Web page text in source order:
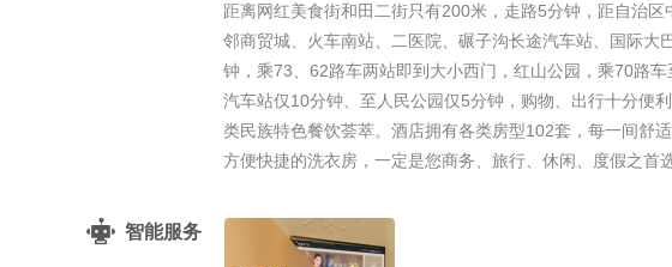
距离网红美食街和田二街只有200米，走路5分钟，距自治
邻商贸城、火车南站、二医院、碾子沟长途汽车站、国际
钟，乘73、62路车两站即到大小西门，红山公园，乘70路
汽车站仅10分钟、至人民公园仅5分钟，购物、出行十分便
类民族特色餐饮荟萃。酒店拥有各类房型102套，每一间舒
方便快捷的洗衣房，一定是您商务、旅行、休闲、度假之首
智能服务